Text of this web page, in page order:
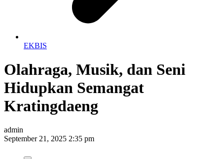
EKBIS
Olahraga, Musik, dan Seni
Hidupkan Semangat
Kratingdaeng
admin
September 21, 2025 2:35 pm